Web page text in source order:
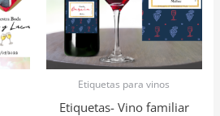
Etiquetas para vinos
Etiquetas- Vino familiar